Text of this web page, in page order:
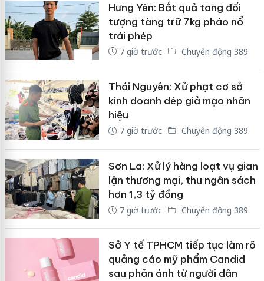
Hưng Yên: Bắt quả tang đối
tượng tàng trữ 7kg pháo nổ
trái phép
7 giờ trước Chuyển động 389
Thái Nguyên: Xử phạt cơ sở
kinh doanh dép giả mạo nhãn
hiệu
7 giờ trước Chuyển động 389
Sơn La: Xử lý hàng loạt vụ gian
lận thương mại, thu ngân sách
hơn 1,3 tỷ đồng
7 giờ trước Chuyển động 389
Sở Y tế TPHCM tiếp tục làm rõ
quảng cáo mỹ phẩm Candid
sau phản ánh từ người dân